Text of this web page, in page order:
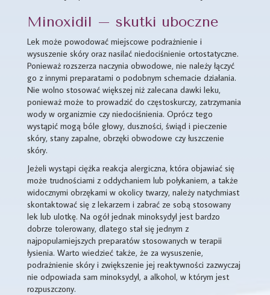
Minoxidil – skutki uboczne
Lek może powodować miejscowe podrażnienie i
wysuszenie skóry oraz nasilać niedociśnienie ortostatyczne.
Ponieważ rozszerza naczynia obwodowe, nie należy łączyć
go z innymi preparatami o podobnym schemacie działania.
Nie wolno stosować większej niż zalecana dawki leku,
ponieważ może to prowadzić do częstoskurczy, zatrzymania
wody w organizmie czy niedociśnienia. Oprócz tego
wystąpić mogą bóle głowy, duszności, świąd i pieczenie
skóry, stany zapalne, obrzęki obwodowe czy łuszczenie
skóry.
Jeżeli wystąpi ciężka reakcja alergiczna, która objawiać się
może trudnościami z oddychaniem lub połykaniem, a także
widocznymi obrzękami w okolicy twarzy, należy natychmiast
skontaktować się z lekarzem i zabrać ze sobą stosowany
lek lub ulotkę. Na ogół jednak minoksydyl jest bardzo
dobrze tolerowany, dlatego stał się jednym z
najpopularniejszych preparatów stosowanych w terapii
łysienia. Warto wiedzieć także, że za wysuszenie,
podrażnienie skóry i zwiększenie jej reaktywności zazwyczaj
nie odpowiada sam minoksydyl, a alkohol, w którym jest
rozpuszczony.